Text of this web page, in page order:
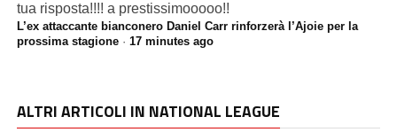
tua risposta!!!! a prestissimooooo!!
L’ex attaccante bianconero Daniel Carr rinforzerà l’Ajoie per la
prossima stagione· 17 minutes ago
ALTRI ARTICOLI IN NATIONAL LEAGUE